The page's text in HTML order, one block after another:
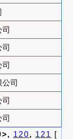
司
120, 121
[